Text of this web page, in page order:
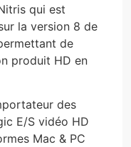
qui est
la version 8 de
de
produit HD en
des
E/S vidéo HD
Mac & PC